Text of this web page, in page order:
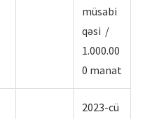
müsabi
qəsi /
1.000.00
0 manat
2023-cü